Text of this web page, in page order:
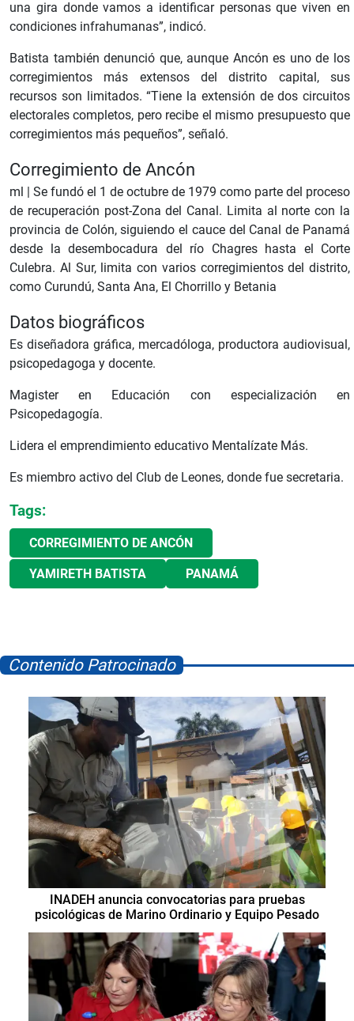
una gira donde vamos a identificar personas que viven en
condiciones infrahumanas”, indicó.
Batista también denunció que, aunque Ancón es uno de los
corregimientos más extensos del distrito capital, sus
recursos son limitados. “Tiene la extensión de dos circuitos
electorales completos, pero recibe el mismo presupuesto que
corregimientos más pequeños”, señaló.
Corregimiento de Ancón
ml | Se fundó el 1 de octubre de 1979 como parte del proceso
de recuperación post-Zona del Canal. Limita al norte con la
provincia de Colón, siguiendo el cauce del Canal de Panamá
desde la desembocadura del río Chagres hasta el Corte
Culebra. Al Sur, limita con varios corregimientos del distrito,
como Curundú, Santa Ana, El Chorrillo y Betania
Datos biográficos
Es diseñadora gráfica, mercadóloga, productora audiovisual,
psicopedagoga y docente.
Magister en Educación con especialización en
Psicopedagogía.
Lidera el emprendimiento educativo Mentalízate Más.
Es miembro activo del Club de Leones, donde fue secretaria.
Tags:
CORREGIMIENTO DE ANCÓN
YAMIRETH BATISTA PANAMÁ
Contenido Patrocinado
INADEH anuncia convocatorias para pruebas
psicológicas de Marino Ordinario y Equipo Pesado